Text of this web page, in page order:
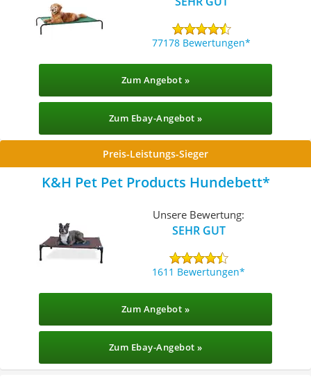
77178 Bewertungen
Zum Angebot »
Zum Ebay-Angebot »
Preis-Leistungs-Sieger
K&H Pet Pet Products Hundebett
Unsere Bewertung:
SEHR GUT
1611 Bewertungen
Zum Angebot »
Zum Ebay-Angebot »